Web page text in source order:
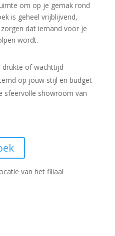
om op je gemak rond
is geheel vrijblijvend,
dat iemand voor je
wordt.
drukte of wachttijd
op jouw stijl en budget
sfeervolle showroom van